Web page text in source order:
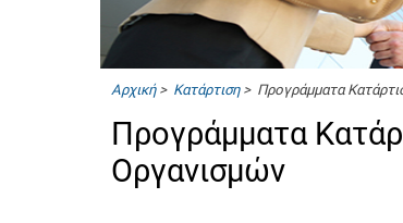
Αρχική> Κατάρτιση> Προγράμματα
Προγράμματα
Οργανισμών